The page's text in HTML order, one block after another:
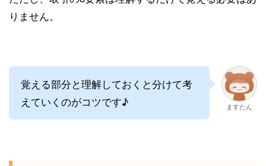
りません。
覚える部分と理解しておくと分けて考
えていくのがコツです♪
ますたん